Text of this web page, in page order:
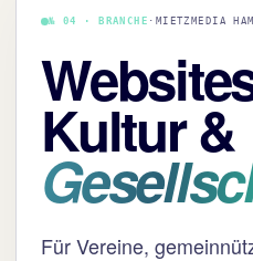
№ 04 · BRANCHE · MIETZMEDIA
Kultur &
Für Vereine,